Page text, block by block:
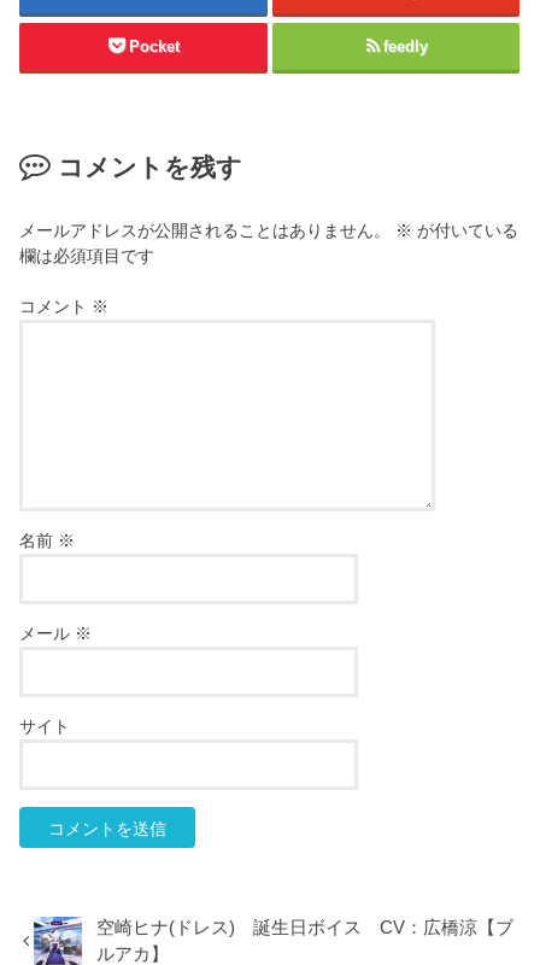
Pocket feedly
コメントを残す
メールアドレスが公開されることはありません。 ※ が付いている
欄は必須項目です
コメント ※
名前 ※
メール ※
サイト
空崎ヒナ(ドレス) 誕生日ボイス CV：広橋涼【ブ
ルアカ】